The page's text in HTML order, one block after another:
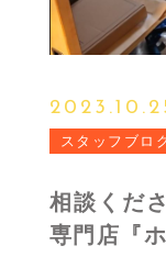
スタッフブロ
相談くだ
専門店『